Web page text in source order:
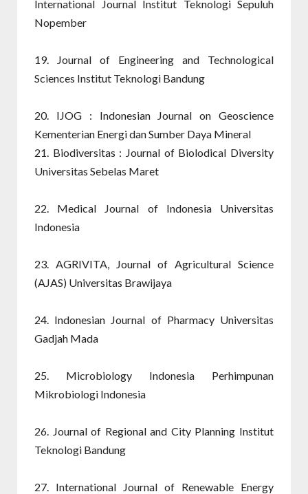
International Journal Institut Teknologi Sepuluh
Nopember
19. Journal of Engineering and Technological
Sciences Institut Teknologi Bandung
20. IJOG : Indonesian Journal on Geoscience
Kementerian Energi dan Sumber Daya Mineral
21. Biodiversitas : Journal of Biolodical Diversity
Universitas Sebelas Maret
22. Medical Journal of Indonesia Universitas
Indonesia
23. AGRIVITA, Journal of Agricultural Science
(AJAS) Universitas Brawijaya
24. Indonesian Journal of Pharmacy Universitas
Gadjah Mada
25. Microbiology Indonesia Perhimpunan
Mikrobiologi Indonesia
26. Journal of Regional and City Planning Institut
Teknologi Bandung
27. International Journal of Renewable Energy